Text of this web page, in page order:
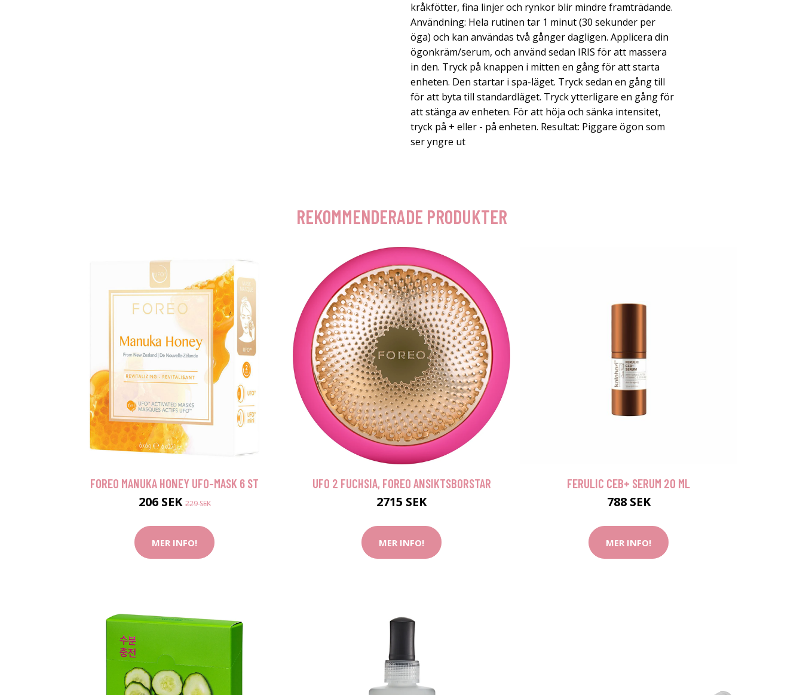
kråkfötter, fina linjer och rynkor blir mindre framträdande.
Användning: Hela rutinen tar 1 minut (30 sekunder per
öga) och kan användas två gånger dagligen. Applicera din
ögonkräm/serum, och använd sedan IRIS för att massera
in den. Tryck på knappen i mitten en gång för att starta
enheten. Den startar i spa-läget. Tryck sedan en gång till
för att byta till standardläget. Tryck ytterligare en gång för
att stänga av enheten. För att höja och sänka intensitet,
tryck på + eller - på enheten. Resultat: Piggare ögon som
ser yngre ut
REKOMMENDERADE PRODUKTER
FOREO MANUKA HONEY UFO-MASK 6 ST
206 SEK229 SEK
MER INFO!
UFO 2 FUCHSIA, FOREO ANSIKTSBORSTAR
2715 SEK
MER INFO!
FERULIC CEB+ SERUM 20 ML
788 SEK
MER INFO!